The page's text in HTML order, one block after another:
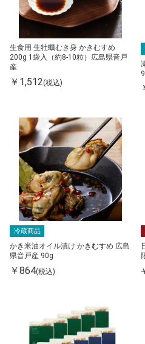
生食用 生牡蠣むき身 かきむすめ
200g 1袋入（約8-10粒）広島県音戸
産
￥1,512(税込)
冷蔵商品
かき米油オイル漬け かきむすめ 広島
県音戸産 90g
￥864(税込)